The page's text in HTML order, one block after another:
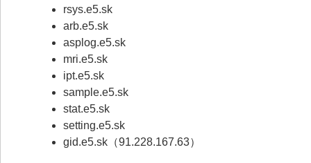
rsys.e5.sk
arb.e5.sk
asplog.e5.sk
mri.e5.sk
ipt.e5.sk
sample.e5.sk
stat.e5.sk
setting.e5.sk
gid.e5.sk（91.228.167.63）